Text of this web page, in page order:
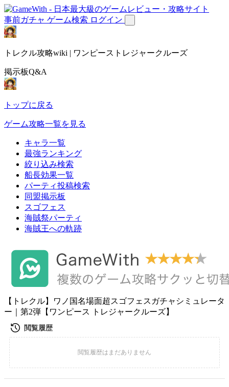
事前ガチャ ゲーム検索 ログイン
トレクル攻略wiki | ワンピーストレジャークルーズ
掲示板Q&A
トップに戻る
ゲーム攻略一覧を見る
キャラ一覧
最強ランキング
絞り込み検索
船長効果一覧
パーティ投稿検索
同盟掲示板
スゴフェス
海賊祭パーティ
海賊王への軌跡
【トレクル】ワノ国名場面超スゴフェスガチャシミュレータ
ー｜第2弾【ワンピース トレジャークルーズ】